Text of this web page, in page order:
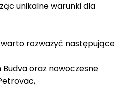
unikalne warunki dla
rozważyć następujące
oraz nowoczesne